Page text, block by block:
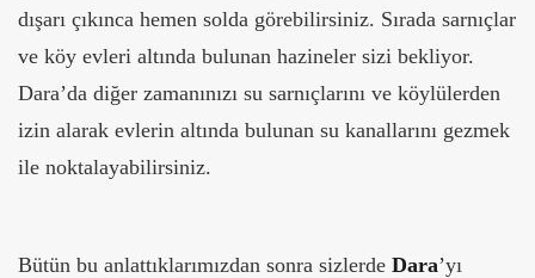
dışarı çıkınca hemen solda görebilirsiniz. Sırada sarnıçlar
ve köy evleri altında bulunan hazineler sizi bekliyor.
Dara’da diğer zamanınızı su sarnıçlarını ve köylülerden
izin alarak evlerin altında bulunan su kanallarını gezmek
ile noktalayabilirsiniz.
Bütün bu anlattıklarımızdan sonra sizlerde Dara’yı